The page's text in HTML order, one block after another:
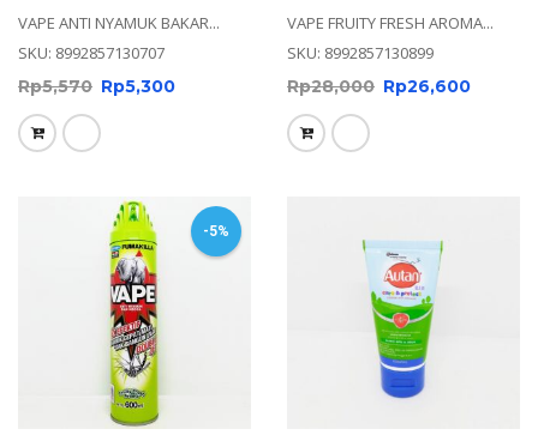
VAPE ANTI NYAMUK BAKAR...
SKU: 8992857130707
Rp5,570 Rp5,300
VAPE FRUITY FRESH AROMA...
SKU: 8992857130899
Rp28,000 Rp26,600
-5%